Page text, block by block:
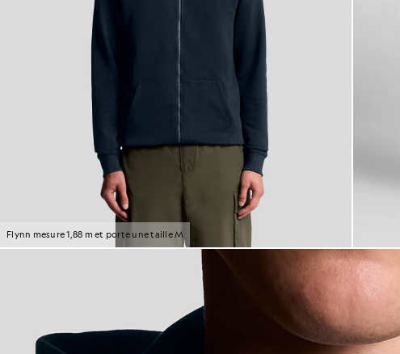
Flynn mesure 1,88 m et porte une taille M